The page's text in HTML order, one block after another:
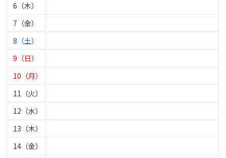
6（木）
7（金）
8（土）
9（日）
10（月）
11（火）
12（水）
13（木）
14（金）